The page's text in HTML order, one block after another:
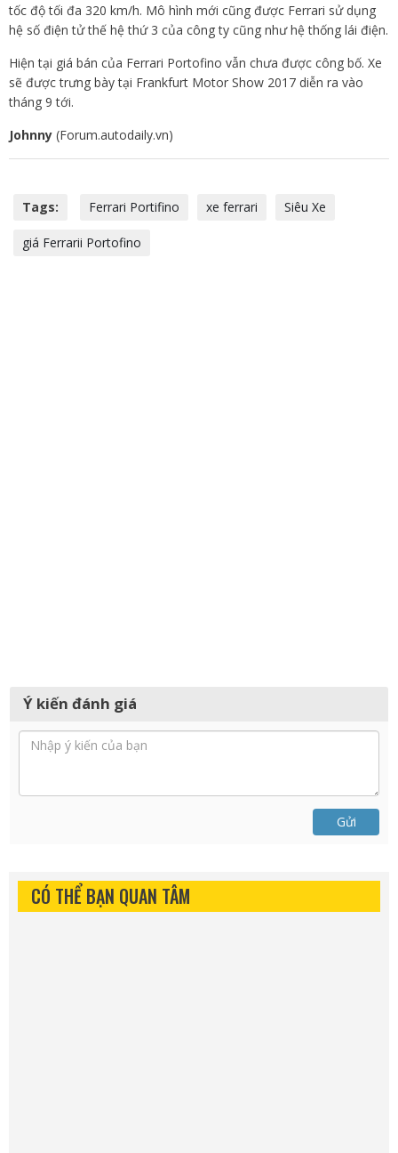
tốc độ tối đa 320 km/h. Mô hình mới cũng được Ferrari sử dụng
hệ số điện tử thế hệ thứ 3 của công ty cũng như hệ thống lái điện.
Hiện tại giá bán của Ferrari Portofino vẫn chưa được công bố. Xe
sẽ được trưng bày tại Frankfurt Motor Show 2017 diễn ra vào
tháng 9 tới.
Johnny (Forum.autodaily.vn)
Tags: Ferrari Portifino xe ferrari Siêu Xe
giá Ferrarii Portofino
Ý kiến đánh giá
Gửi
CÓ THỂ BẠN QUAN TÂM